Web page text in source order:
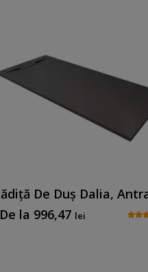
De la 996,47 lei